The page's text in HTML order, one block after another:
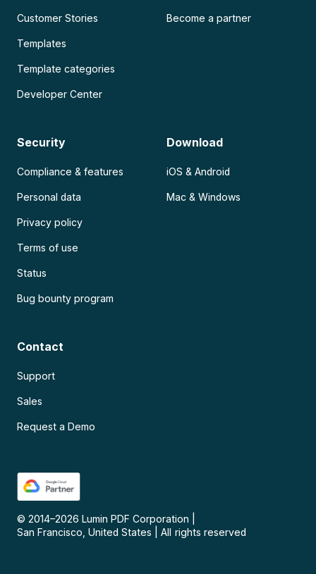
Customer Stories
Templates
Template categories
Developer Center
Become a partner
Security
Compliance & features
Personal data
Privacy policy
Terms of use
Status
Bug bounty program
Download
iOS & Android
Mac & Windows
Contact
Support
Sales
Request a Demo
© 2014–2026 Lumin PDF Corporation
San Francisco, United States
All rights reserved